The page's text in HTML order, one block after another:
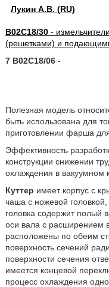
Лукин А.В. (RU)
B02C18/30-
(решетками) и
7 B02C18/06-
Полезная модель
быть использована для
приготовлении фарша
Эффективность
конструкции снижении
охлаждения в вакуумном
Куттер имеет корпус с
чаша с ножевой
головка содержит полый
оси вала с расширением
расположены по обеим
поверхность сечений
поверхности сечения
имеется концевой
процесс охлаждения